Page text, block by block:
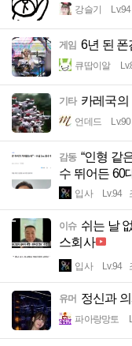
강슬기 Lv.94
게임 6년 된 폰
큐땁이알
기타 카레국의
언데드 Lv.90
감동 “인형 같
수 뛰어든 60
입사 Lv.94
이슈 쉬는 날
스회사
입사 Lv.94
유머 정신과
파아랑망토